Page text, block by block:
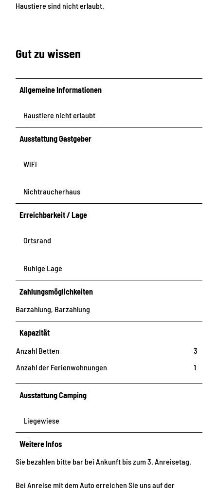
Haustiere sind nicht erlaubt.
Gut zu wissen
Allgemeine Informationen
Haustiere nicht erlaubt
Ausstattung Gastgeber
WiFi
Nichtraucherhaus
Erreichbarkeit / Lage
Ortsrand
Ruhige Lage
Zahlungsmöglichkeiten
Barzahlung, Barzahlung
Kapazität
Anzahl Betten
3
Anzahl der Ferienwohnungen
1
Ausstattung Camping
Liegewiese
Weitere Infos
Sie bezahlen bitte bar bei Ankunft bis zum 3. Anreisetag.
Bei Anreise mit dem Auto erreichen Sie uns auf der